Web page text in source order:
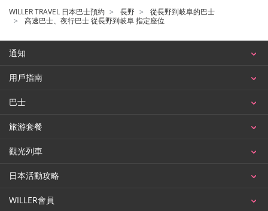
WILLER TRAVEL 日本巴士預約 長野
從長野到岐阜的巴士
高速巴士、夜行巴士 從長野到岐阜 指定座位
通知
用戶指南
巴士
旅游套餐
觀光列車
日本活動攻略
WILLER會員